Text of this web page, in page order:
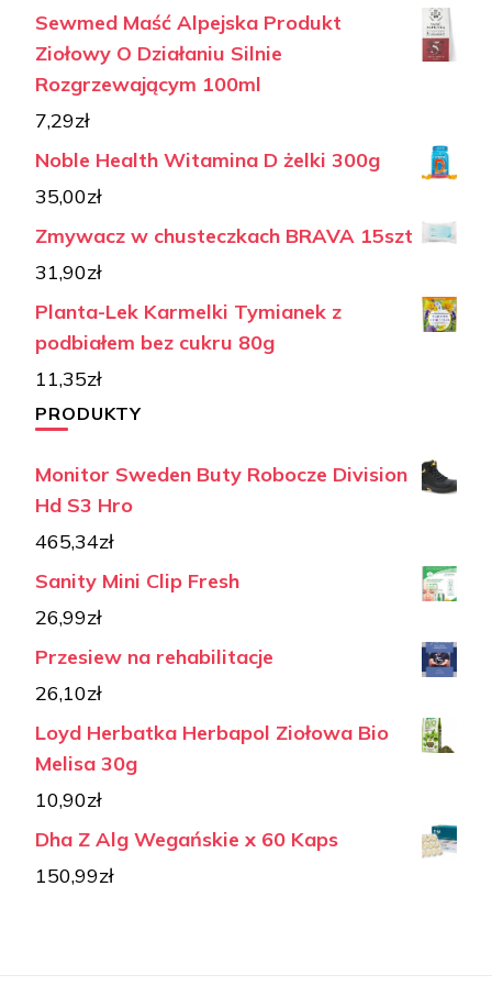
Sewmed Maść Alpejska Produkt
Ziołowy O Działaniu Silnie
Rozgrzewającym 100ml
7,29zł
Noble Health Witamina D żelki 300g
35,00zł
Zmywacz w chusteczkach BRAVA 15szt
31,90zł
Planta-Lek Karmelki Tymianek z
podbiałem bez cukru 80g
11,35zł
PRODUKTY
Monitor Sweden Buty Robocze Division
Hd S3 Hro
465,34zł
Sanity Mini Clip Fresh
26,99zł
Przesiew na rehabilitacje
26,10zł
Loyd Herbatka Herbapol Ziołowa Bio
Melisa 30g
10,90zł
Dha Z Alg Wegańskie x 60 Kaps
150,99zł